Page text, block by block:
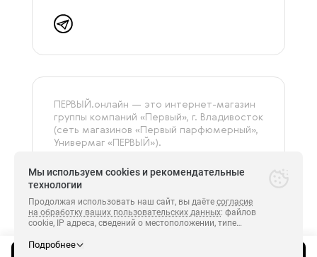
ПЕРВЫЙ.онлайн — это интернет-магазин
группы компаний «‎Первый», г. Владивосток
(сеть магазинов «Первый парфюмерный»,
Универмаг «ПЕРВЫЙ»).
оригинальная и сертифицированная
продукция.
Все права защищены.
ПЕРВЫЙ 2014-2026.
Мы используем cookies и рекомендательные
технологии
Продолжая использовать наш сайт, вы даёте согласие
на обработку ваших пользовательских данных: файлов
cookie, IP адреса, сведений о местоположении, типе
с которых были совершены переходы на сайт
Подробнее